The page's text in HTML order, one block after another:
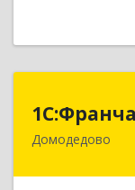
Домодедово